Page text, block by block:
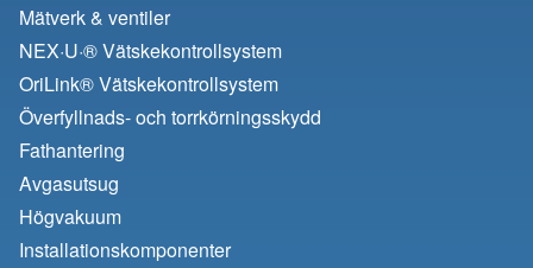
Mätverk & ventiler
NEX·U·® Vätskekontrollsystem
OriLink® Vätskekontrollsystem
Överfyllnads- och torrkörningsskydd
Fathantering
Avgasutsug
Högvakuum
Installationskomponenter